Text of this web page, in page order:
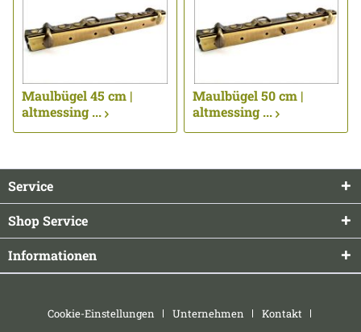
Maulbügel 45 cm |
altmessing ...
Maulbügel 50 cm |
altmessing ...
Service
Shop Service
Informationen
Cookie-Einstellungen Unternehmen
Kontakt